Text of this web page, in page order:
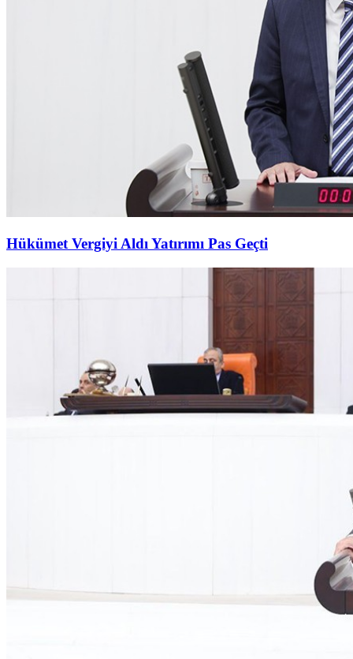
Hükümet Vergiyi Aldı Yatırımı Pas Geçti